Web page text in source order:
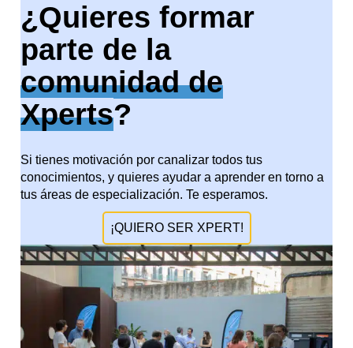
¿Quieres formar
parte de la
comunidad de
Xperts?
Si tienes motivación por canalizar todos tus
conocimientos, y quieres ayudar a aprender en torno a
tus áreas de especialización. Te esperamos.
¡QUIERO SER XPERT!